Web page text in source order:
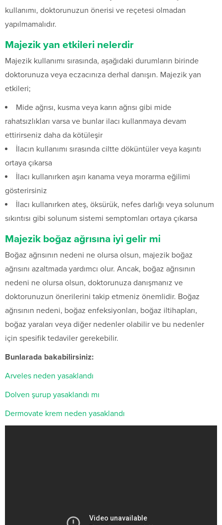
kullanımı, doktorunuzun önerisi ve reçetesi olmadan
yapılmamalıdır.
Majezik yan etkileri nelerdir
Majezik kullanımı sırasında, aşağıdaki durumların birinde
doktorunuza veya eczacınıza derhal danışın. Majezik yan
etkileri;
Mide ağrısı, kusma veya karın ağrısı gibi mide
rahatsızlıkları varsa ve bunlar ilacı kullanmaya devam
ettirirseniz daha da kötüleşir
İlacın kullanımı sırasında ciltte döküntüler veya kaşıntı
ortaya çıkarsa
İlacı kullanırken aşırı kanama veya morarma eğilimi
gösterirsiniz
İlacı kullanırken ateş, öksürük, nefes darlığı veya solunum
sıkıntısı gibi solunum sistemi semptomları ortaya çıkarsa
Majezik boğaz ağrısına iyi gelir mi
Boğaz ağrısının nedeni ne olursa olsun, majezik boğaz
ağrısını azaltmada yardımcı olur. Ancak, boğaz ağrısının
nedeni ne olursa olsun, doktorunuza danışmanız ve
doktorunuzun önerilerini takip etmeniz önemlidir. Boğaz
ağrısının nedeni, boğaz enfeksiyonları, boğaz iltihapları,
boğaz yaraları veya diğer nedenler olabilir ve bu nedenler
için spesifik tedaviler gerekebilir.
Bunlarada bakabilirsiniz:
Arveles neden yasaklandı
Dolven şurup yasaklandı mı
Dermovate krem neden yasaklandı